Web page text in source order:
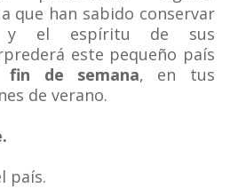
que han sabido conservar
y el espíritu de sus
este pequeño país
fin de semana, en tus
de verano.
país.